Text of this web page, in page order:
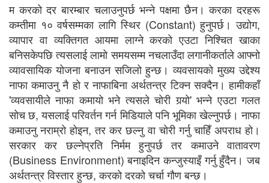
म करको दर बारम्बार चलाउनुपर्छ भन्ने पक्षमा छैन। करका दरहरू
कम्तीमा १० वर्षसम्मका लागि स्थिर (Constant) हुनुपर्छ। उद्योग,
व्यापार वा व्यक्तिगत आयमा लाग्ने करको एउटा निश्चित खाका
बनिसकेपछि त्यसलाई लामो समयसम्म नचलाउँदा लगानीकर्ताले आफ्नो
व्यावसायिक योजना बनाउन सजिलो हुन्छ। व्यवसायको मुख्य उद्देश्य
नाफा कमाउनु नै हो र नाफाबिना अर्थतन्त्र टिक्न सक्दैन। हामीकहाँ
'व्यवसायीले नाफा कमायो भने त्यसले चोरी गर्‍यो' भन्ने एउटा गलत
सोच छ, यसलाई परिवर्तन गर्न मिडियाले पनि भूमिका खेल्नुपर्छ। नाफा
कमाउनु नराम्रो होइन, तर कर छल्नु वा चोरी गर्नु चाहिँ अपराध हो।
सरकार कर छल्नेप्रति निर्मम हुनुपर्छ तर कमाउने वातावरण
(Business Environment) बनाइदिन कन्जुस्याइँ गर्नु हुँदैन। जब
अर्थतन्त्र विस्तार हुन्छ, करको दरको चर्चा गौण बन्छ।